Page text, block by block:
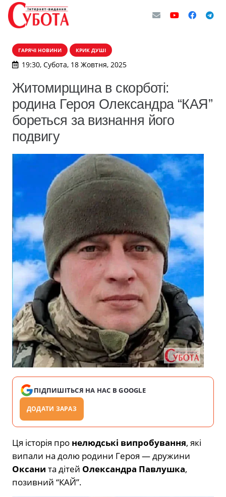
ГАРЯЧІ НОВИНИ КРИК ДУШІ
19:30, Субота, 18 Жовтня, 2025
Житомирщина в скорботі:
родина Героя Олександра “КАЯ”
бореться за визнання його
подвигу
ПІДПИШІТЬСЯ НА НАС В GOOGLE
ДОДАТИ ЗАРАЗ
Ця історія про нелюдські випробування, які
випали на долю родини Героя — дружини
Оксани та дітей Олександра Павлушка,
позивний “КАЙ”.